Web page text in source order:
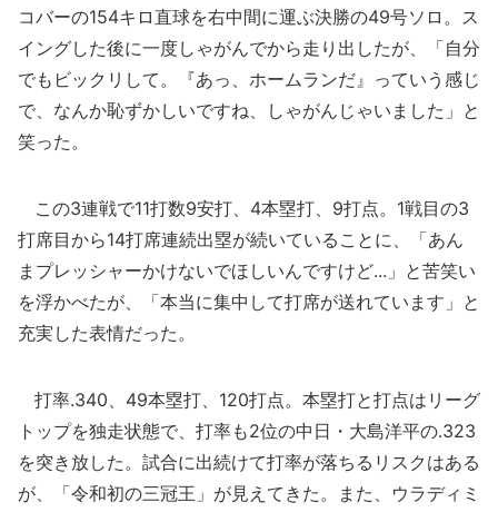
コバーの154キロ直球を右中間に運ぶ決勝の49号ソロ。ス
イングした後に一度しゃがんでから走り出したが、「自分
でもビックリして。『あっ、ホームランだ』っていう感じ
で、なんか恥ずかしいですね、しゃがんじゃいました」と
笑った。
この3連戦で11打数9安打、4本塁打、9打点。1戦目の3
打席目から14打席連続出塁が続いていることに、「あん
まプレッシャーかけないでほしいんですけど...」と苦笑い
を浮かべたが、「本当に集中して打席が送れています」と
充実した表情だった。
打率.340、49本塁打、120打点。本塁打と打点はリーグ
トップを独走状態で、打率も2位の中日・大島洋平の.323
を突き放した。試合に出続けて打率が落ちるリスクはある
が、「令和初の三冠王」が見えてきた。また、ウラディミ